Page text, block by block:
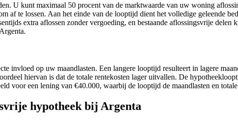
U kunt maximaal 50 procent van de marktwaarde van uw woning
af te lossen. Aan het einde van de looptijd dient het volledige geleende
extra aflossen zonder vergoeding, en bestaande aflossingsvrije delen
invloed op uw maandlasten. Een langere looptijd resulteert in lagere
hiervan is dat de totale rentekosten lager uitvallen. De
voor een lening van €40.000, waarbij de looptijd de maandlasten en
hypotheek bij Argenta